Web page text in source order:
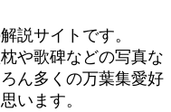
説サイトです。
や歌碑などの写真な
ん多くの万葉集愛好
います。